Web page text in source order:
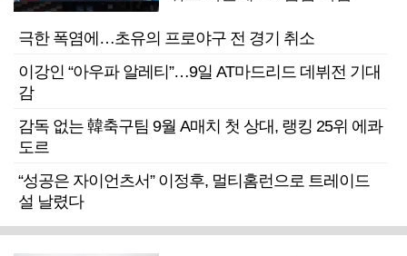
극한 폭염에…초유의 프로야구 전 경기 취소
이강인 “아우파 알레티”…9일 AT마드리드 데뷔전 기대
감
감독 없는 韓축구팀 9월 A매치 첫 상대, 랭킹 25위 에콰
도르
“성공은 자이언츠서” 이정후, 멀티홈런으로 트레이드
설 날렸다